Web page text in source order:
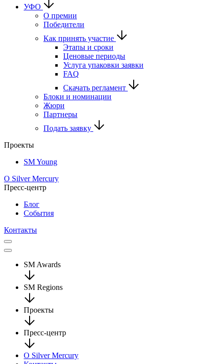
УФО
О премии
Победители
Как принять участие
Этапы и сроки
Ценовые периоды
Услуга упаковки заявки
FAQ
Скачать регламент
Блоки и номинации
Жюри
Партнеры
Подать заявку
Проекты
SM Young
О Silver Mercury
Пресс-центр
Блог
События
Контакты
SM Awards
SM Regions
Проекты
Пресс-центр
О Silver Mercury